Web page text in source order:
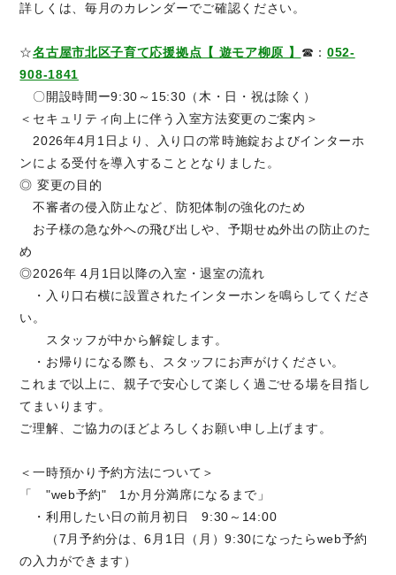
詳しくは、毎月のカレンダーでご確認ください。
☆名古屋市北区子育て応援拠点【 遊モア柳原 】 ☎： 052-
908-1841
〇開設時間ー9:30～15:30（木・日・祝は除く）
＜セキュリティ向上に伴う入室方法変更のご案内＞
2026年4月1日より、入り口の常時施錠およびインターホ
ンによる受付を導入することとなりました。
◎ 変更の目的
不審者の侵入防止など、防犯体制の強化のため
お子様の急な外への飛び出しや、予期せぬ外出の防止のた
め
◎2026年 4月1日以降の入室・退室の流れ
・入り口右横に設置されたインターホンを鳴らしてくださ
い。
スタッフが中から解錠します。
・お帰りになる際も、スタッフにお声がけください。
これまで以上に、親子で安心して楽しく過ごせる場を目指し
てまいります。
ご理解、ご協力のほどよろしくお願い申し上げます。
＜一時預かり予約方法について＞
「 "web予約" 1か月分満席になるまで」
・利用したい日の前月初日 9:30～14:00
（7月予約分は、6月1日（月）9:30になったらweb予約
の入力ができます）